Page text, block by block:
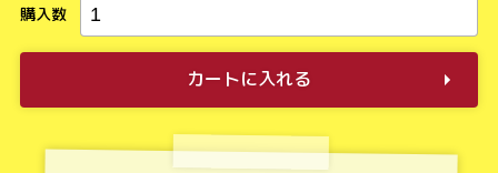
カートに入れる